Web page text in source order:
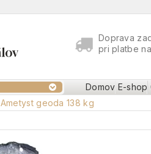
Doprava
pri platbe
Domov E-shop
Ametyst geoda 138 kg